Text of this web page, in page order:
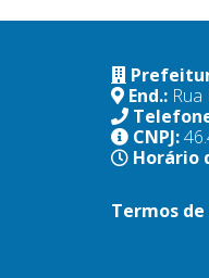
End.:
CNPJ:
Horário
Termos de